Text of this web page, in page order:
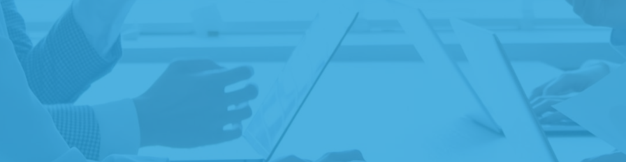
遺贈寄附専門家のご紹介
ご縁ディングノートのプレゼント
遺贈寄附受付団体